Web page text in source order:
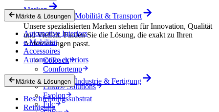
Marken
Unsere spezialisierten Marken stehen für Innovation, Qualität
und Vielfalt. Finden Sie die Lösung, die exakt zu Ihren
Anforderungen passt.
Colback
Comfortemp
Dripstop
Enka® Solutions
Evolon
Filc
Märkte & Lösungen Mobilität & Transport
Automotive Interiors
e-Mobilität
Accessoires
Automotive exteriors
Märkte & Lösungen Industrie & Fertigung
Beschichtungssubstrat
Reinigung